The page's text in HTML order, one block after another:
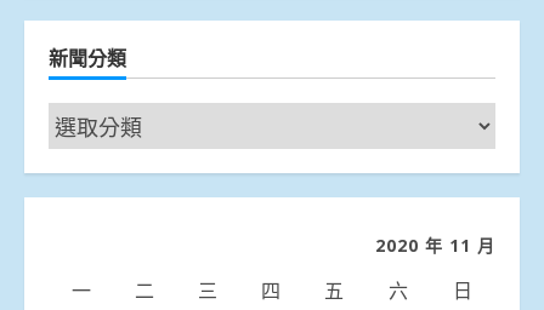
新聞分類
新
聞
分
2020 年 11 月
一 二 三 四 五 六 日